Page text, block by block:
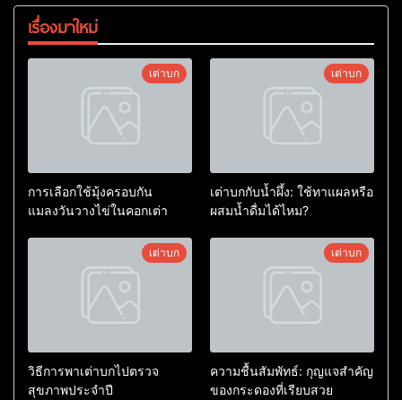
เรื่องมาใหม่
เต่าบก
การเลือกใช้มุ้งครอบกัน
แมลงวันวางไข่ในคอกเต่า
เต่าบก
เต่าบกกับน้ำผึ้ง: ใช้ทาแผลหรือ
ผสมน้ำดื่มได้ไหม?
เต่าบก
วิธีการพาเต่าบกไปตรวจ
สุขภาพประจำปี
เต่าบก
ความชื้นสัมพัทธ์: กุญแจสำคัญ
ของกระดองที่เรียบสวย